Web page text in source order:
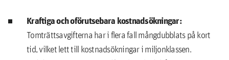
Kraftiga och oförutsebara kostnadsökningar:
Tomträttsavgifterna har i flera fall mångdubblats på kort
tid, vilket lett till kostnadsökningar i miljonklassen.